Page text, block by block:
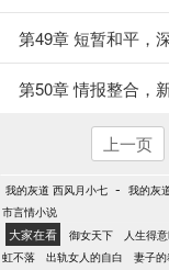
第49章 短暂和平，
第50章 情报整合，
上一页
我的灰道 西风月小七 - 我的灰
市言情小说
大家在看 御女天下 人生得
虹不落
出轨女人的自白 妻子